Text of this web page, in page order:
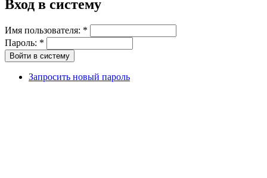
Вход в систему
Имя пользователя: *
Пароль: *
Запросить новый пароль